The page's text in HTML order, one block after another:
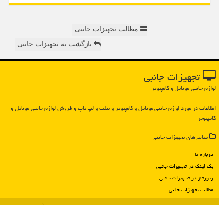
مطالب تجهیزات حانبی
بازگشت به تجهیزات حانبی
تجهیزات جانبی
لوازم جانبی موبایل و کامپیوتر
اطلاعات در مورد لوازم جانبی موبایل و كامپیوتر و تبلت و لپ تاپ و فروش لوازم جانبی موبایل و
كامپیوتر
میانبرهای تجهیزات جانبی
درباره ما
بک لینک در تجهیزات جانبی
رپورتاژ در تجهیزات جانبی
مطالب تجهیزات جانبی